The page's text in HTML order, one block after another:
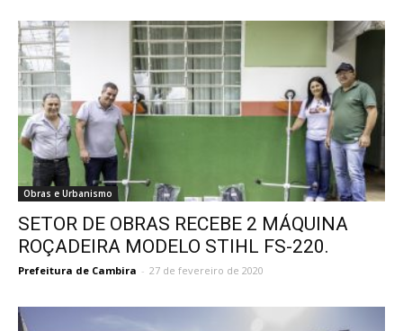
Obras e Urbanismo
SETOR DE OBRAS RECEBE 2 MÁQUINA
ROÇADEIRA MODELO STIHL FS-220.
Prefeitura de Cambira - 27 de fevereiro de 2020